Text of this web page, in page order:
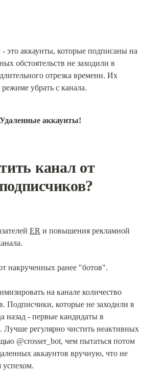
это аккаунты, которые подписаны на
обстоятельств не заходили в
отрезка времени. Их
убрать с канала.
аккаунты!
канал от
ER и повышения рекламной
накрученных ранее "ботов".
на канале количество
Подписчики, которые не заходили в
назад - первые кандидаты в
Лучше регулярно чистить неактивных
@crosser_bot, чем пытаться потом
аккаунтов вручную, что не
успехом.